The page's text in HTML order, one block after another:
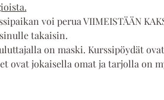
voi perua VIIMEISTÄÄN
takaisin.
on maski. Kurssipöydät
ovat jokaisella omat ja tarjolla on